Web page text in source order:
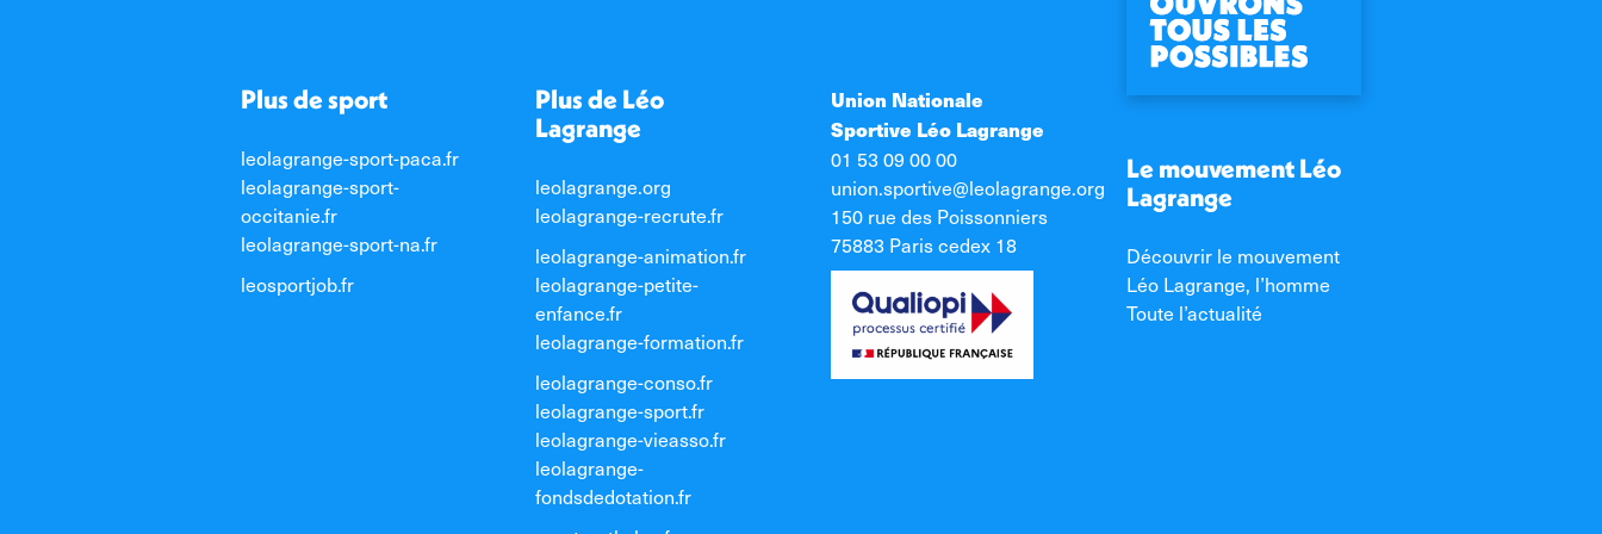
Plus de sport
leolagrange-sport-paca.fr
leolagrange-sport-
occitanie.fr
leolagrange-sport-na.fr
leosportjob.fr
Plus de Léo
Lagrange
leolagrange.org
leolagrange-recrute.fr
leolagrange-animation.fr
leolagrange-petite-
enfance.fr
leolagrange-formation.fr
leolagrange-conso.fr
leolagrange-sport.fr
leolagrange-vieasso.fr
leolagrange-
fondsdedotation.fr
Union Nationale
Sportive Léo Lagrange
01 53 09 00 00
union.sportive@leolagrange.org
150 rue des Poissonniers
75883 Paris cedex 18
Le mouvement Léo
Lagrange
Découvrir le mouvement
Léo Lagrange, l’homme
Toute l’actualité